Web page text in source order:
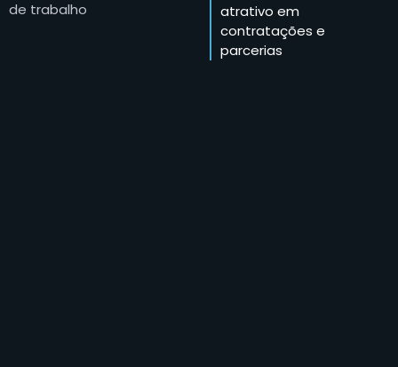
de trabalho
atrativo em
contratações e
parcerias